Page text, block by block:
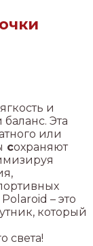
и
Эта
или
сохраняют
– это
который
света!